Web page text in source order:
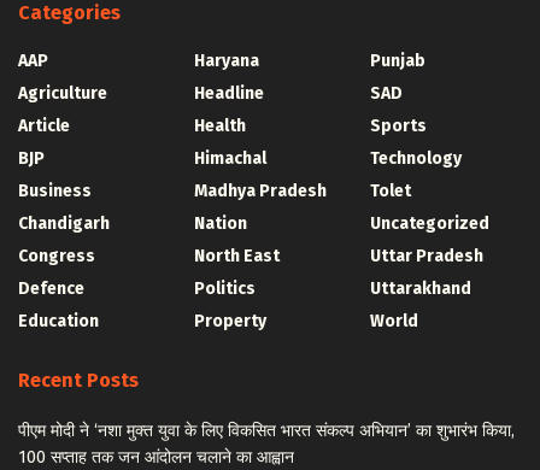
Categories
AAP
Agriculture
Article
BJP
Business
Chandigarh
Congress
Defence
Education
Haryana
Headline
Health
Himachal
Madhya Pradesh
Nation
North East
Politics
Property
Punjab
SAD
Sports
Technology
Tolet
Uncategorized
Uttar Pradesh
Uttarakhand
World
Recent Posts
पीएम मोदी ने ‘नशा मुक्त युवा के लिए विकसित भारत संकल्प अभियान’ का शुभारंभ किया,
100 सप्ताह तक जन आंदोलन चलाने का आह्वान